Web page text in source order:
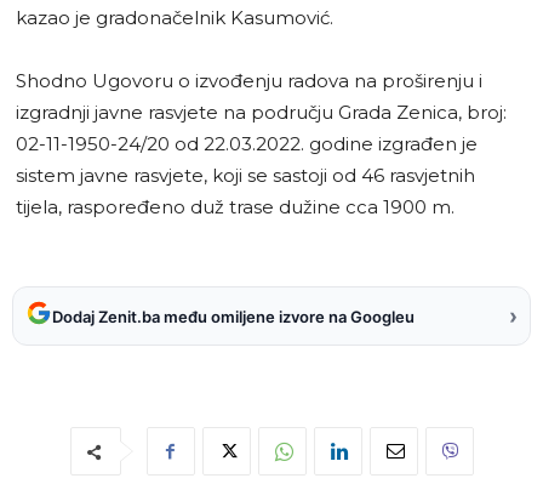
kazao je gradonačelnik Kasumović.
Shodno Ugovoru o izvođenju radova na proširenju i
izgradnji javne rasvjete na području Grada Zenica, broj:
02-11-1950-24/20 od 22.03.2022. godine izgrađen je
sistem javne rasvjete, koji se sastoji od 46 rasvjetnih
tijela, raspoređeno duž trase dužine cca 1900 m.
Dodaj Zenit.ba među omiljene izvore na Googleu ›